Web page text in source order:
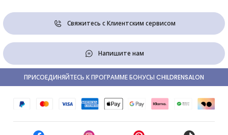
Свяжитесь с Клиентским сервисом
Напишите нам
ПРИСОЕДИНЯЙТЕСЬ К ПРОГРАММЕ БОНУСЫ CHILDRENSALON